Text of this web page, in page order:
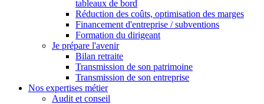
tableaux de bord
Réduction des coûts, optimisation des marges
Financement d'entreprise / subventions
Formation du dirigeant
Je prépare l'avenir
Bilan retraite
Transmission de son patrimoine
Transmission de son entreprise
Nos expertises métier
Audit et conseil